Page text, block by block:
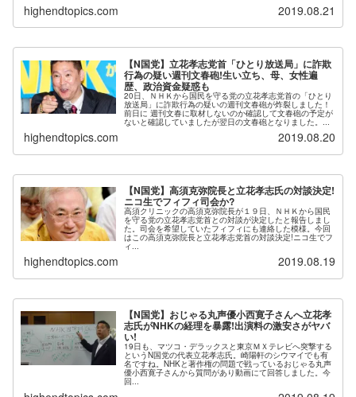
highendtopics.com 2019.08.21
【N国党】立花孝志党首「ひとり放送局」に詐欺
行為の疑い週刊文春砲!生い立ち、母、女性遍
歴、政治資金疑惑も
20日、ＮＨＫから国民を守る党の立花孝志党首の「ひとり
放送局」に詐欺行為の疑いの週刊文春砲が炸裂しました！
前日に 週刊文春に取材しないのか確認して文春砲の予定が
ないと確認していましたが翌日の文春砲となりました。...
highendtopics.com 2019.08.20
【N国党】高須克弥院長と立花孝志氏の対談決定!
ニコ生でフィフィ司会か?
高須クリニックの高須克弥院長が１９日、ＮＨＫから国民
を守る党の立花孝志党首との対談が決定したと報告しまし
た。司会を希望していたフィフィにも連絡した模様。今回
はこの高須克弥院長と立花孝志党首の対談決定!ニコ生でフ
ィ...
highendtopics.com 2019.08.19
【N国党】おじゃる丸声優小西寛子さんへ立花孝
志氏がNHKの経理を暴露!出演料の激安さがヤバ
い!
19日も、マツコ・デラックスと東京ＭＸテレビへ突撃する
というN国党の代表立花孝志氏。崎陽軒のシウマイでも有
名ですね。NHKと著作権の問題で戦っているおじゃる丸声
優小西寛子さんから質問があり動画にて回答しました。今
回...